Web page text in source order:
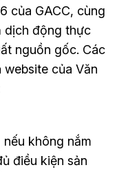
của GACC, cùng
dịch động thực
nguồn gốc. Các
của Văn
không nắm
điều kiện sản